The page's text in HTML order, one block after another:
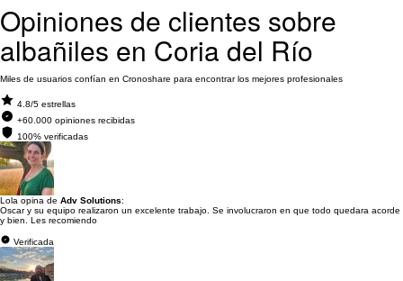
Opiniones de clientes sobre
albañiles en Coria del Río
Miles de usuarios confían en Cronoshare para encontrar los mejores profesionales
4.8/5 estrellas
+60.000 opiniones recibidas
100% verificadas
Lola opina de Adv Solutions:
Oscar y su equipo realizaron un excelente trabajo. Se involucraron en que todo quedara acorde
y bien. Les recomiendo
Verificada